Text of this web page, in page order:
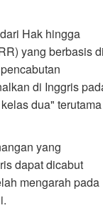
Hak hingga
yang berbasis
di Inggris
dua" terutama
yang
dapat dicabut
mengarah pada